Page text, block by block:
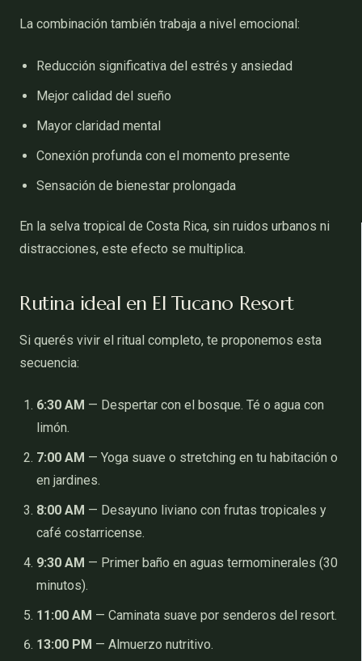
La combinación también trabaja a nivel emocional:
Reducción significativa del estrés y ansiedad
Mejor calidad del sueño
Mayor claridad mental
Conexión profunda con el momento presente
Sensación de bienestar prolongada
En la selva tropical de Costa Rica, sin ruidos urbanos ni
distracciones, este efecto se multiplica.
Rutina ideal en El Tucano Resort
Si querés vivir el ritual completo, te proponemos esta
secuencia:
6:30 AM — Despertar con el bosque. Té o agua con
limón.
7:00 AM — Yoga suave o stretching en tu habitación o
en jardines.
8:00 AM — Desayuno liviano con frutas tropicales y
café costarricense.
9:30 AM — Primer baño en aguas termominerales (30
minutos).
11:00 AM — Caminata suave por senderos del resort.
13:00 PM — Almuerzo nutritivo.